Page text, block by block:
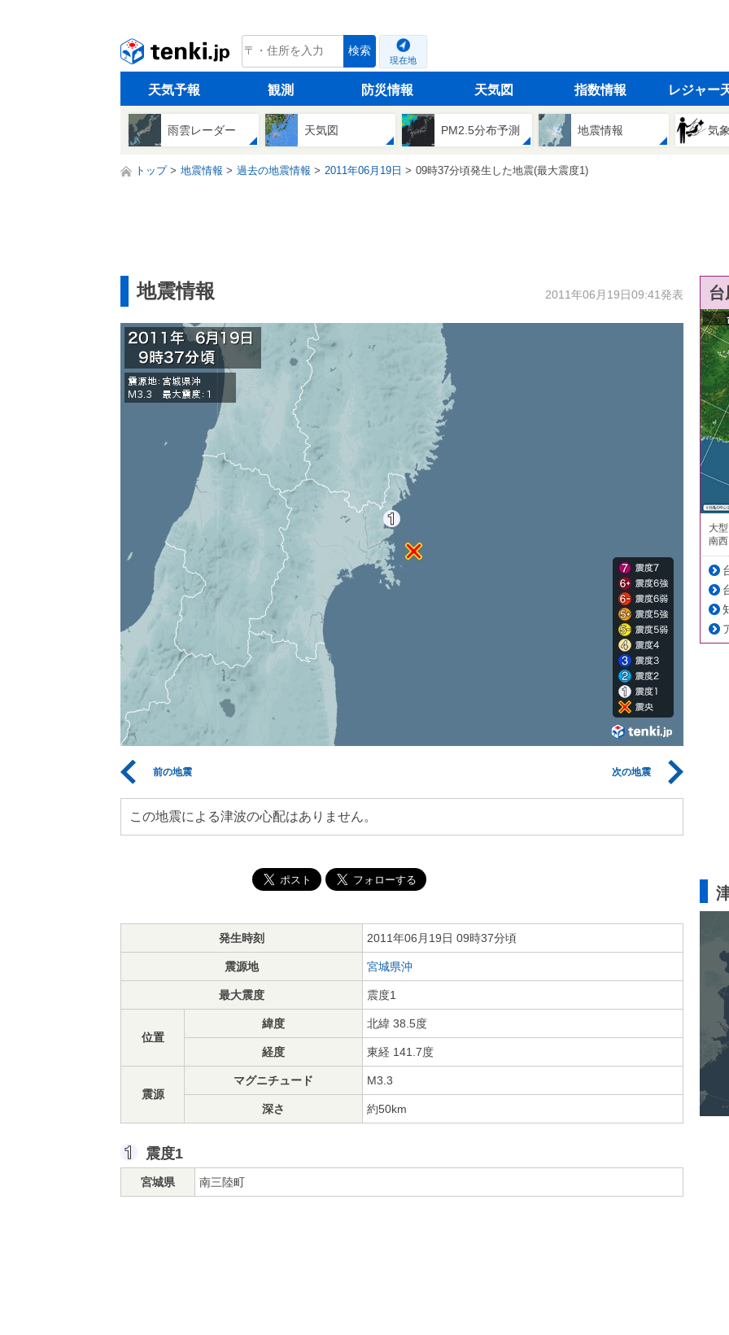
tenki.jp 検索
現在地
天気予報 観測 防災情報 天気図 指数情報 レジャー
雨雲レーダー 天気図 PM2.5分布予測 地震情報 気
トップ 地震情報 過去の地震情報 2011年06月19日 09時37分頃発生した地震(最大震度1)
地震情報 2011年06月19日09:41発表
前の地震 次の地震
この地震による津波の心配はありません。
発生時刻 2011年06月19日 09時37分頃
震源地 宮城県沖
最大震度 震度1
位置
緯度 北緯 38.5度
経度 東経 141.7度
震源
マグニチュード M3.3
深さ 約50km
震度1
宮城県 南三陸町
大
南